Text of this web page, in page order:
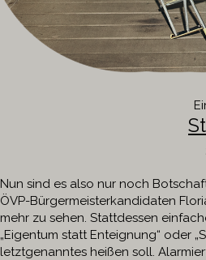
Nun sind es also nur noch
ÖVP-Bürgermeisterkandidaten
mehr zu sehen. Stattdessen
„Eigentum statt Enteignung“ oder
letztgenanntes heißen soll.